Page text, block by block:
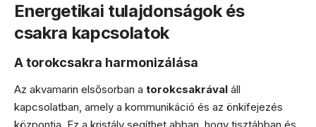
Energetikai tulajdonságok és
csakra kapcsolatok
A torokcsakra harmonizálása
Az akvamarin elsősorban a torokcsakrával áll
kapcsolatban, amely a kommunikáció és az önkifejezés